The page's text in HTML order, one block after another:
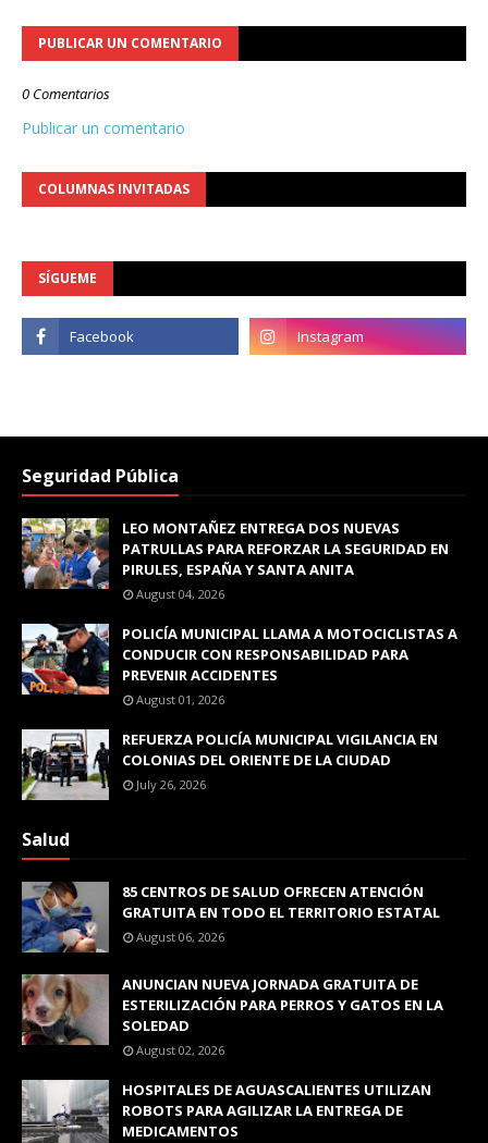
PUBLICAR UN COMENTARIO
0 Comentarios
Publicar un comentario
COLUMNAS INVITADAS
SÍGUEME
Seguridad Pública
LEO MONTAÑEZ ENTREGA DOS NUEVAS
PATRULLAS PARA REFORZAR LA SEGURIDAD EN
PIRULES, ESPAÑA Y SANTA ANITA
August 04, 2026
POLICÍA MUNICIPAL LLAMA A MOTOCICLISTAS A
CONDUCIR CON RESPONSABILIDAD PARA
PREVENIR ACCIDENTES
August 01, 2026
REFUERZA POLICÍA MUNICIPAL VIGILANCIA EN
COLONIAS DEL ORIENTE DE LA CIUDAD
July 26, 2026
Salud
85 CENTROS DE SALUD OFRECEN ATENCIÓN
GRATUITA EN TODO EL TERRITORIO ESTATAL
August 06, 2026
ANUNCIAN NUEVA JORNADA GRATUITA DE
ESTERILIZACIÓN PARA PERROS Y GATOS EN LA
SOLEDAD
August 02, 2026
HOSPITALES DE AGUASCALIENTES UTILIZAN
ROBOTS PARA AGILIZAR LA ENTREGA DE
MEDICAMENTOS